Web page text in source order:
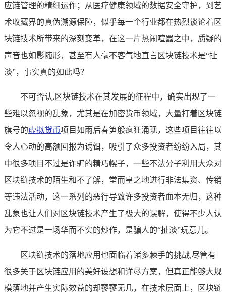
应链管理的精细运作；从医疗健康领域的数据安全守护，到艺
术收藏界的真伪溯源保障，似乎每一个行业都在热烈谈论着区
块链技术所带来的深刻变革，在这一片热闹喧嚣之中，质疑的
声音也如影随形，甚至有人毫不客气地直言区块链技术是“扯
淡”，事实真的如此吗？
不可否认,区块链技术在其发展的征程中，确实出现了一
些难以忽视的乱象，尤其是在加密货币领域，大量打着区块链
旗号的虚拟货币项目如雨后春笋般疯狂涌现，这些项目往往以
令人心动的高额回报为诱饵，吸引了众多投资者纷纷入局，其
中很多项目不过是诈骗的精巧幌子，一些不法分子利用大众对
区块链技术的陌生和不了解，堂而皇之地进行非法集资、传销
等违法活动，这一系列的恶行导致许多投资者血本无归，这种
乱象也让人们对区块链技术产生了极大的误解，使得不少人认
为它不过是一场华而不实的炒作，是骗人的“扯淡”玩意儿。
区块链技术的落地应用也面临着诸多棘手的挑战,尽管有
很多关于区块链应用的美好设想和详尽方案，但真正能够大规
模落地并产生实际效益的却寥寥无几，在技术层面上，区块链